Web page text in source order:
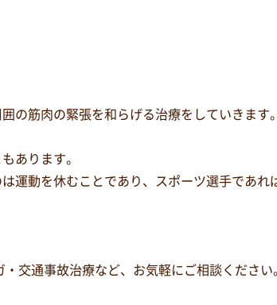
の筋肉の緊張を和らげる治療をしていきます
あります。
運動を休むことであり、スポーツ選手であれ
交通事故治療など、お気軽にご相談ください